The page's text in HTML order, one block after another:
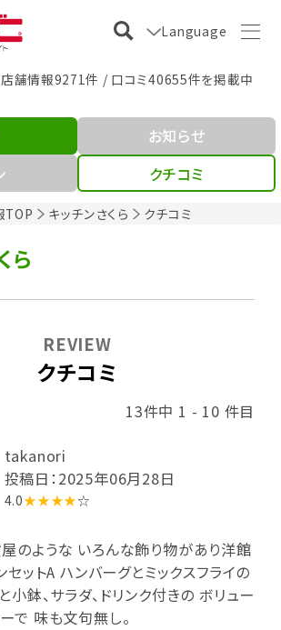
Language
店舗情報9271件 / 口コミ40655件を掲載中
TOP キッチンさくら クチコミ
お知らせ
クチコミ
ら
クチコミ
REVIEW
13件中 1 - 10 件目
takanori
投稿日：2025年06月28日
4.0★★★★☆
のような いろんな飾り物があり洋館
セットA ハンバーグとミックスフライの
小鉢、サラダ、ドリンク付きの ボリュー
で 味も文句無し。